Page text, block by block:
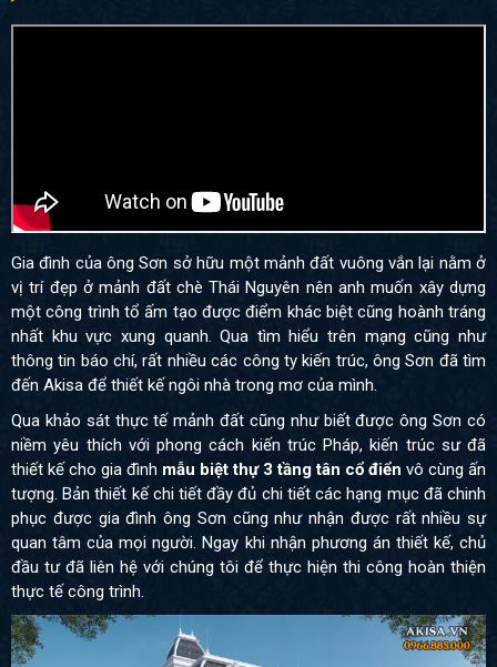
Gia đình của ông Sơn sở hữu một mảnh đất vuông vắn lại nằm ở
vị trí đẹp ở mảnh đất chè Thái Nguyên nên anh muốn xây dựng
một công trình tổ ấm tạo được điểm khác biệt cũng hoành tráng
nhất khu vực xung quanh. Qua tìm hiểu trên mạng cũng như
thông tin báo chí, rất nhiều các công ty kiến trúc, ông Sơn đã tìm
đến Akisa để thiết kế ngôi nhà trong mơ của mình.
Qua khảo sát thực tế mảnh đất cũng như biết được ông Sơn có
niềm yêu thích với phong cách kiến trúc Pháp, kiến trúc sư đã
thiết kế cho gia đình mẫu biệt thự 3 tầng tân cổ điển vô cùng ấn
tượng. Bản thiết kế chi tiết đầy đủ chi tiết các hạng mục đã chinh
phục được gia đình ông Sơn cũng như nhận được rất nhiều sự
quan tâm của mọi người. Ngay khi nhận phương án thiết kế, chủ
đầu tư đã liên hệ với chúng tôi để thực hiện thi công hoàn thiện
thực tế công trình.